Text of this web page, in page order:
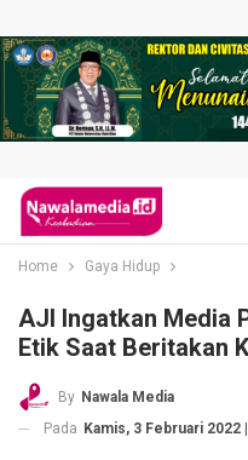
Home Gaya Hidup
AJI Ingatkan Media
Etik Saat Beritakan
By Nawala Media
Pada Kamis, 3 Februari 2022